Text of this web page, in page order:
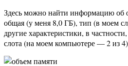
Здесь можно найти информацию об
общая (у меня 8,0 ГБ), тип (в моем
другие характеристики, в
слота (на моем компьютере — 2 из